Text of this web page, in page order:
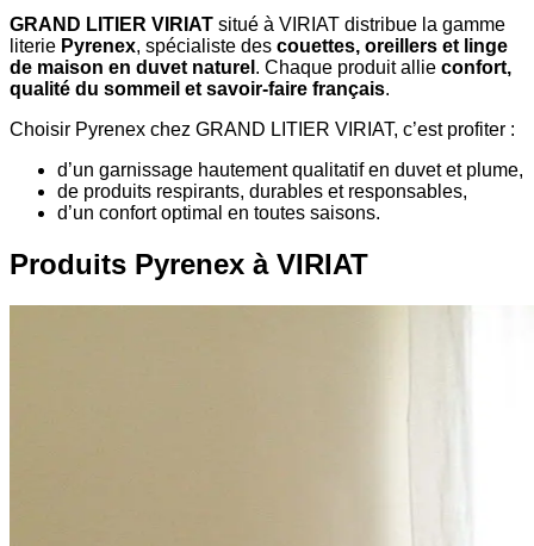
GRAND LITIER VIRIAT situé à VIRIAT distribue la gamme
literie Pyrenex, spécialiste des couettes, oreillers et linge
de maison en duvet naturel . Chaque produit allie confort,
qualité du sommeil et savoir-faire français.
Choisir Pyrenex chez GRAND LITIER VIRIAT, c’est profiter :
d’un garnissage hautement qualitatif en duvet et plume,
de produits respirants, durables et responsables,
d’un confort optimal en toutes saisons.
Produits Pyrenex à VIRIAT